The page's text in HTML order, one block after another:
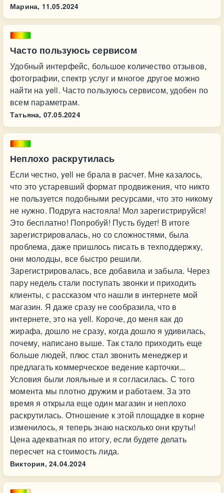
Марина, 11.05.2024
Часто пользуюсь сервисом
Удобный интерфейс, большое количество отзывов,
фотографии, спектр услуг и многое другое можно
найти на yell. Часто пользуюсь сервисом, удобен по
всем параметрам.
Татьяна, 07.05.2024
Неплохо раскрутилась
Если честно, yell не брала в расчет. Мне казалось,
что это устаревший формат продвижения, что никто
не пользуется подобными ресурсами, что это никому
не нужно. Подруга настояла! Мол зарегистрируйся!
Это бесплатно! Попробуй! Пусть будет! В итоге
зарегистрировалась, но со сложностями, была
проблема, даже пришлось писать в техподдержку,
они молодцы, все быстро решили.
Зарегистрировалась, все добавила и забыла. Через
пару недель стали поступать звонки и приходить
клиенты, с рассказом что нашли в интернете мой
магазин. Я даже сразу не сообразила, что в
интернете, это на yell. Короче, до меня как до
жирафа, дошло не сразу, когда дошло я удивилась,
почему, написано выше. Так стало приходить еще
больше людей, плюс стал звонить менеджер и
предлагать коммерческое ведение карточки...
Условия были лояльные и я согласилась. С того
момента мы плотно дружим и работаем. За это
время я открыла еще один магазин и неплохо
раскрутилась. Отношение к этой площадке в корне
изменилось, я теперь знаю насколько они круты!
Цена адекватная по итогу, если будете делать
пересчет на стоимость лида.
Виктория, 24.04.2024